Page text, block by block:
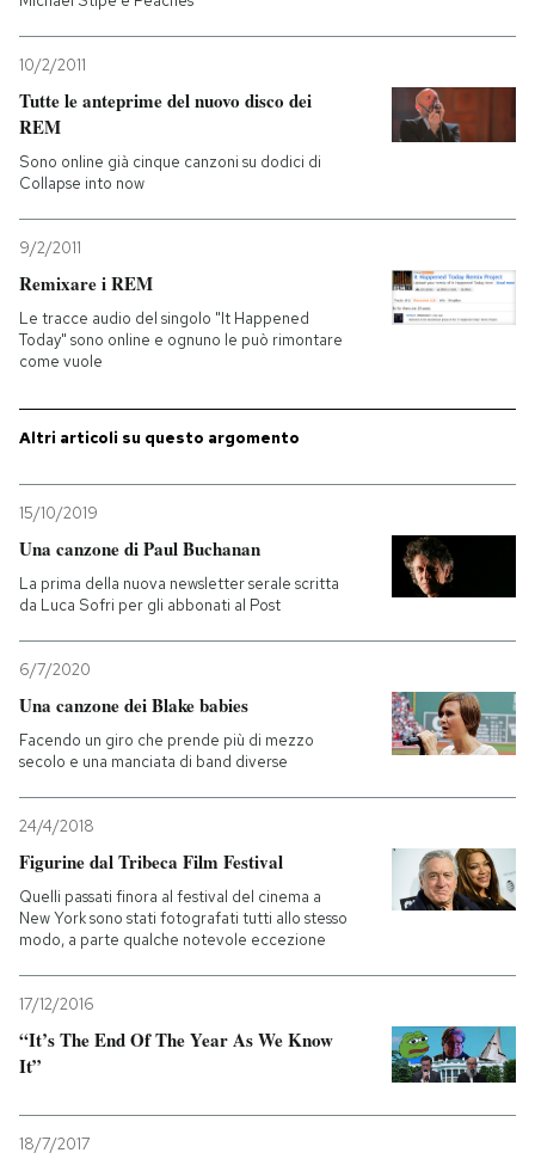
10/2/2011
Tutte le anteprime del nuovo disco dei
REM
Sono online già cinque canzoni su dodici di
Collapse into now
9/2/2011
Remixare i REM
Le tracce audio del singolo "It Happened
Today" sono online e ognuno le può rimontare
come vuole
Altri articoli su questo argomento
15/10/2019
Una canzone di Paul Buchanan
La prima della nuova newsletter serale scritta
da Luca Sofri per gli abbonati al Post
6/7/2020
Una canzone dei Blake babies
Facendo un giro che prende più di mezzo
secolo e una manciata di band diverse
24/4/2018
Figurine dal Tribeca Film Festival
Quelli passati finora al festival del cinema a
New York sono stati fotografati tutti allo stesso
modo, a parte qualche notevole eccezione
17/12/2016
“It’s The End Of The Year As We Know
It”
18/7/2017